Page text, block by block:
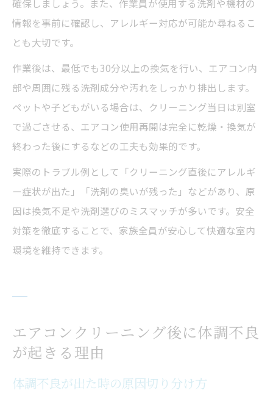
確保しましょう。また、作業員が使用する洗剤や機材の
情報を事前に確認し、アレルギー対応が可能か尋ねるこ
とも大切です。
作業後は、最低でも30分以上の換気を行い、エアコン内
部や周囲に残る洗剤成分や汚れをしっかり排出します。
ペットや子どもがいる場合は、クリーニング当日は別室
で過ごさせる、エアコン使用再開は完全に乾燥・換気が
終わった後にするなどの工夫も効果的です。
実際のトラブル例として「クリーニング直後にアレルギ
ー症状が出た」「洗剤の臭いが残った」などがあり、原
因は換気不足や洗剤選びのミスマッチが多いです。安全
対策を徹底することで、家族全員が安心して快適な室内
環境を維持できます。
エアコンクリーニング後に体調不良
が起きる理由
体調不良が出た時の原因切り分け方